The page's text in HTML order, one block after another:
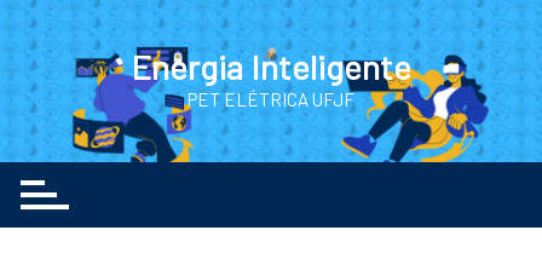
Ir
para
o
conteúdo
Energia Inteligente
PET ELÉTRICA UFJF